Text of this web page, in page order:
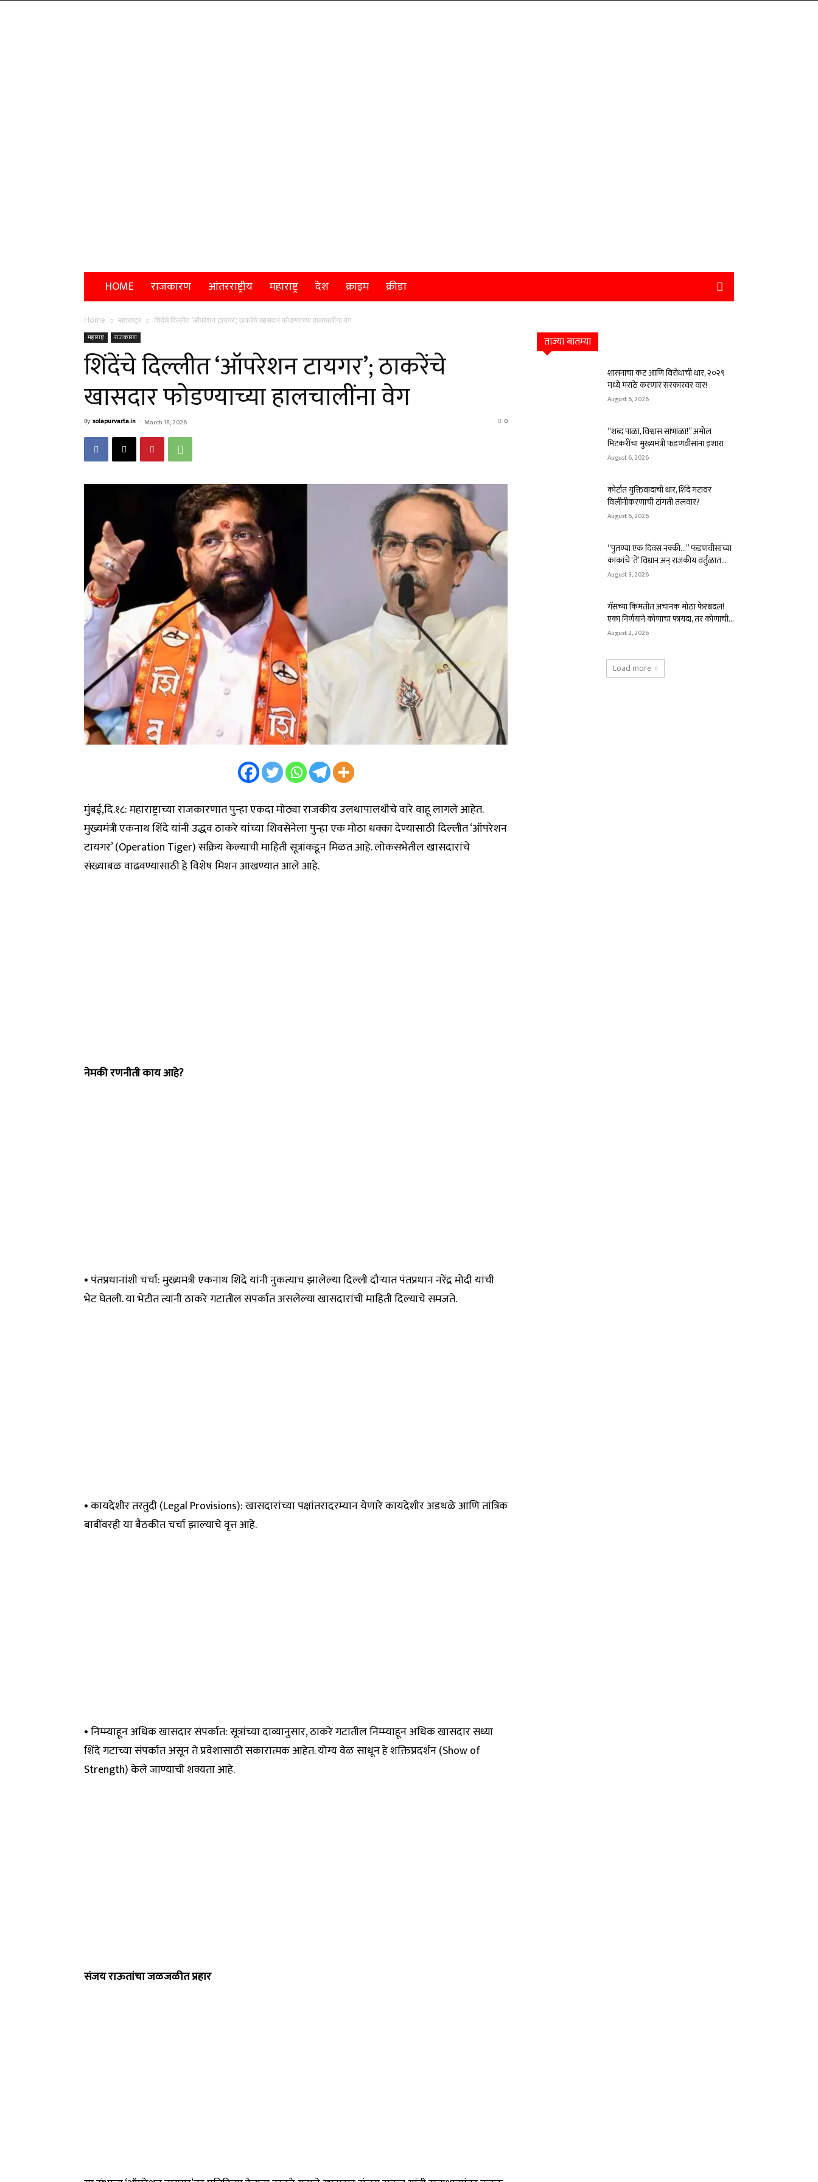
HOME राजकारण आंतरराष्ट्रीय महाराष्ट्र देश क्राइम क्रीडा
Home महाराष्ट्र शिंदेंचे दिल्लीत ‘ऑपरेशन टायगर’; ठाकरेंचे खासदार फोडण्याच्या हालचालींना वेग
महाराष्ट्र राजकारण
शिंदेंचे दिल्लीत ‘ऑपरेशन टायगर’; ठाकरेंचे
खासदार फोडण्याच्या हालचालींना वेग
By solapurvarta.in - March 18, 2026 0
मुंबई,दि.१८: महाराष्ट्राच्या राजकारणात पुन्हा एकदा मोठ्या राजकीय उलथापालथीचे वारे वाहू लागले आहेत.
मुख्यमंत्री एकनाथ शिंदे यांनी उद्धव ठाकरे यांच्या शिवसेनेला पुन्हा एक मोठा धक्का देण्यासाठी दिल्लीत ‘ऑपरेशन
टायगर’ (Operation Tiger) सक्रिय केल्याची माहिती सूत्रांकडून मिळत आहे. लोकसभेतील खासदारांचे
संख्याबळ वाढवण्यासाठी हे विशेष मिशन आखण्यात आले आहे.
नेमकी रणनीती काय आहे?
• पंतप्रधानांशी चर्चा: मुख्यमंत्री एकनाथ शिंदे यांनी नुकत्याच झालेल्या दिल्ली दौऱ्यात पंतप्रधान नरेंद्र मोदी यांची
भेट घेतली. या भेटीत त्यांनी ठाकरे गटातील संपर्कात असलेल्या खासदारांची माहिती दिल्याचे समजते.
• कायदेशीर तरतुदी (Legal Provisions): खासदारांच्या पक्षांतरादरम्यान येणारे कायदेशीर अडथळे आणि तांत्रिक
बाबींवरही या बैठकीत चर्चा झाल्याचे वृत्त आहे.
• निम्म्याहून अधिक खासदार संपर्कात: सूत्रांच्या दाव्यानुसार, ठाकरे गटातील निम्म्याहून अधिक खासदार सध्या
शिंदे गटाच्या संपर्कात असून ते प्रवेशासाठी सकारात्मक आहेत. योग्य वेळ साधून हे शक्तिप्रदर्शन (Show of
Strength) केले जाण्याची शक्यता आहे.
संजय राऊतांचा जळजळीत प्रहार
ताज्या बातम्या
शासनाचा कट आणि विरोधाची धार, २०२९
मध्ये मराठे करणार सरकारवर वार!
August 6, 2026
“शब्द पाळा, विश्वास सांभाळा!” अमोल
मिटकरींचा मुख्यमंत्री फडणवीसांना इशारा
August 6, 2026
कोर्टात युक्तिवादाची धार, शिंदे गटावर
विलीनीकरणाची टांगती तलवार?
August 6, 2026
“पुतण्या एक दिवस नक्की…” फडणवीसांच्या
काकांचे ‘ते’ विधान अन् राजकीय वर्तुळात...
August 3, 2026
गॅसच्या किमतीत अचानक मोठा फेरबदल!
एका निर्णयाने कोणाचा फायदा, तर कोणाची...
August 2, 2026
Load more